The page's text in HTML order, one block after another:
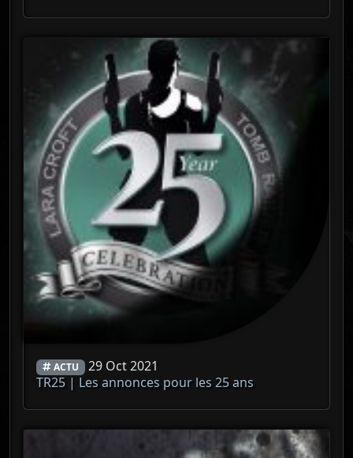
ACTU 29 Oct 2021
TR25 | Les annonces pour les 25 ans